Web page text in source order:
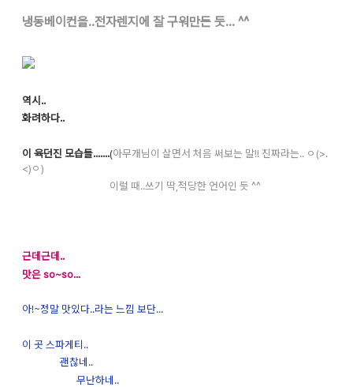
냉동베이컨을..전자렌지에 잘 구워만든 듯... ^^
역시..
화려하다..
이 육던진 모습들.......(아무개님이 살면서 처음 써보는 말!! 진짜라는.. ㅇ(>.
<)ㅇ)
이럴 때..쓰기 딱,적당한 언어인 듯 ^^
근데근데..
맛은 so~so...
아!~정말 맛있다..라는 느낌 보단...
이 곳 스파게티..
괜찮네..
무난하네..